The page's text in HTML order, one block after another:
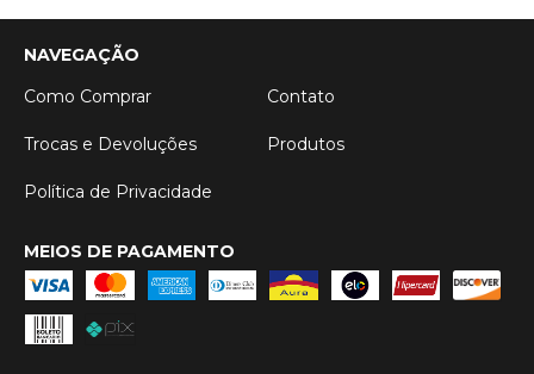
NAVEGAÇÃO
Como Comprar
Contato
Trocas e Devoluções Produtos
Política de Privacidade
MEIOS DE PAGAMENTO